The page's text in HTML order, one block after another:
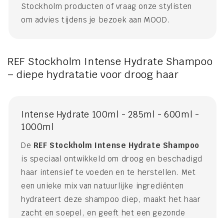
Stockholm producten of vraag onze stylisten
om advies tijdens je bezoek aan MOOD.
REF Stockholm Intense Hydrate Shampoo
– diepe hydratatie voor droog haar
Intense Hydrate 100ml - 285ml - 600ml -
1000ml
De REF Stockholm Intense Hydrate Shampoo
is speciaal ontwikkeld om droog en beschadigd
haar intensief te voeden en te herstellen. Met
een unieke mix van natuurlijke ingrediënten
hydrateert deze shampoo diep, maakt het haar
zacht en soepel, en geeft het een gezonde